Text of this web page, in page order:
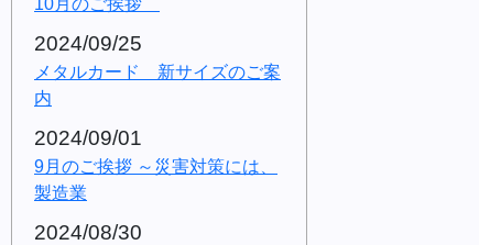
10月のご挨拶
2024/09/25
メタルカード 新サイズのご案
内
2024/09/01
9月のご挨拶 ～災害対策には、
製造業
2024/08/30